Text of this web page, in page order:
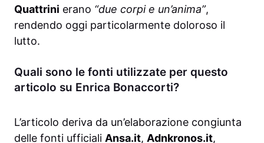
Quattrini erano “due corpi e un’anima”,
rendendo oggi particolarmente doloroso il
lutto.
Quali sono le fonti utilizzate per questo
articolo su Enrica Bonaccorti?
L’articolo deriva da un’elaborazione congiunta
delle fonti ufficiali Ansa.it, Adnkronos.it,